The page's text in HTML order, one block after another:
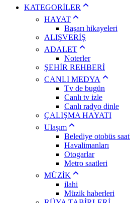
KATEGORİLER
HAYAT
Başarı hikayeleri
ALIŞVERİŞ
ADALET
Noterler
ŞEHİR REHBERİ
CANLI MEDYA
Tv de bugün
Canlı tv izle
Canlı radyo dinle
ÇALIŞMA HAYATI
Ulaşım
Belediye otobüs
Havalimanları
Otogarlar
Metro saatleri
MÜZİK
ilahi
Müzik haberleri